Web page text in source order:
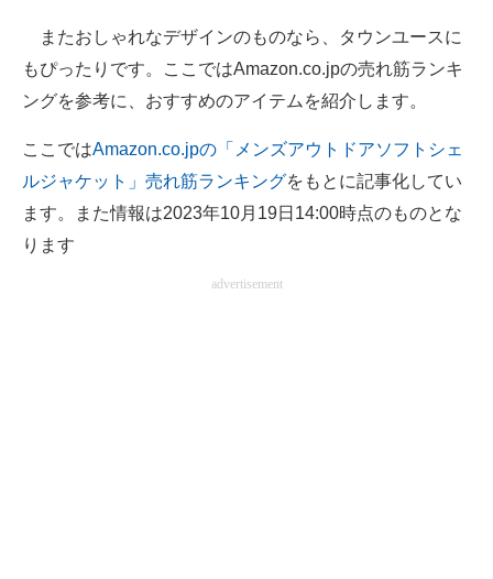
製造業のIT導入・活用を支援
モノづくり技術者専門サイト
エレクトロニクス専門サイト
電子設計の基本と応用
エネルギーの専門メディア
建設×テクノロジーの最前線
またおしゃれなデザインのものなら、タウンユースに
もぴったりです。ここではAmazon.co.jpの売れ筋ランキ
ングを参考に、おすすめのアイテムを紹介します。
ここではAmazon.co.jpの「メンズアウトドアソフトシェ
ルジャケット」売れ筋ランキングをもとに記事化してい
ます。また情報は2023年10月19日14:00時点のものとな
ります
advertisement